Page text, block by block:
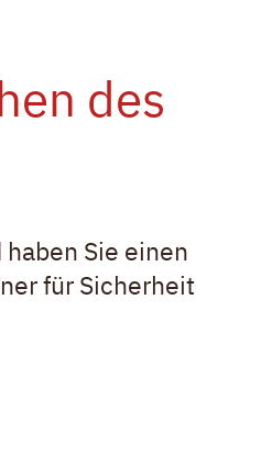
des
Sie einen
für Sicherheit